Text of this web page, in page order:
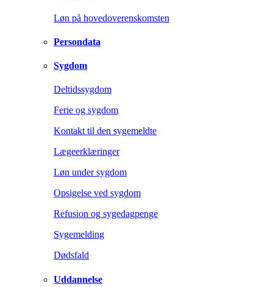
Løn på hovedoverenskomsten
Persondata
Sygdom
Deltidssygdom
Ferie og sygdom
Kontakt til den sygemeldte
Lægeerklæringer
Løn under sygdom
Opsigelse ved sygdom
Refusion og sygedagpenge
Sygemelding
Dødsfald
Uddannelse